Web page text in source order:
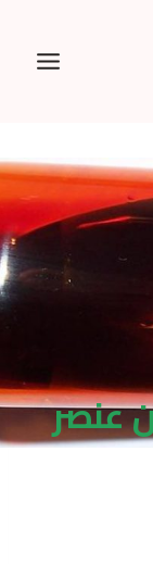
عنصر